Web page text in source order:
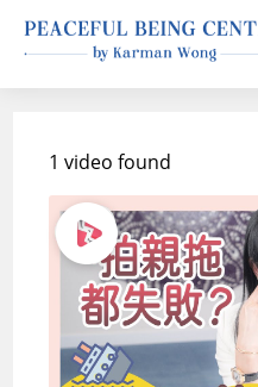
1 video found